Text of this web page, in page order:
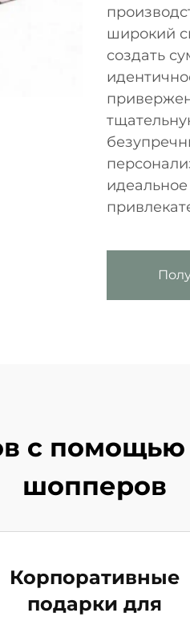
широкий
создать
с
шопперов
Корпоративные
подарки для